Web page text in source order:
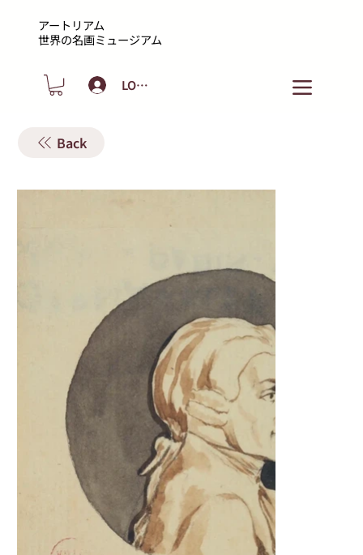
アートリアム
​世界の名画ミュージアム
LOGIN
Back